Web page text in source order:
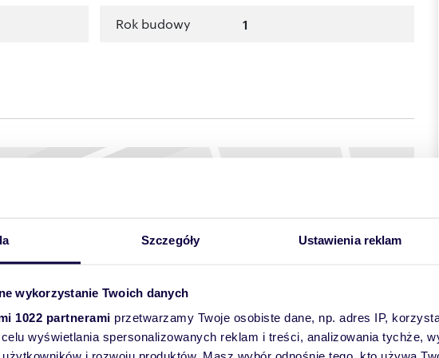
Szczegóły Ustawienia reklam
wykorzystanie Twoich danych
1022 partnerami przetwarzamy Twoje osobiste dane, np. adres IP,
wyświetlania spersonalizowanych reklam i treści, analizowania tychże,
Rok budowy 1
remontowych